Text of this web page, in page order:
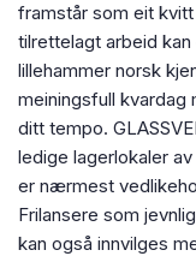
framstår som eit
tilrettelagt arbeid
lillehammer norsk
meiningsfull kvardag
ditt tempo.
ledige lagerlokaler
er nærmest
Frilansere som
kan også innvilges